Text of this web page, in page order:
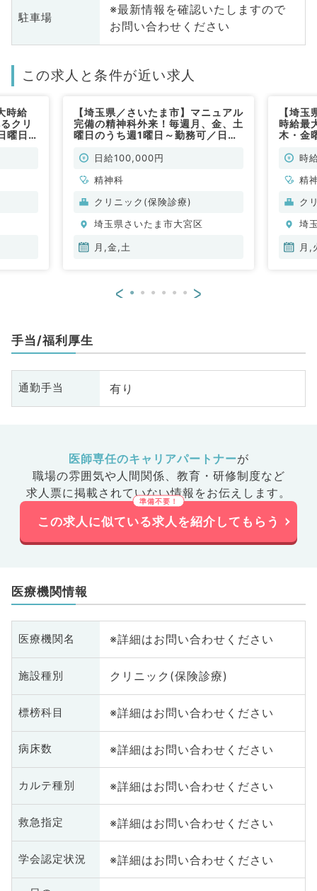
駐車場
※最新情報を確認いたしますので
お問い合わせください
この求人と条件が近い求人
時給
クリ
曜日
【埼玉県／さいたま市】マニュアル
完備の精神科外来！毎週月、金、土
曜日のうち週1曜日～勤務可／日給
クにて一般外来のお仕事です（精神
日給100,000円
精神科
クリニック(保険診療)
埼玉県さいたま市大宮区
月,金,土
【埼
時給最
木・金
（精神
時
精
ク
埼
月,
< >
手当/福利厚生
通勤手当 有り
医師専任のキャリアパートナーが
職場の雰囲気や人間関係、 教育・研修制度など
求人票に掲載されていない情報をお伝えします。
この求人に似ている求人を紹介してもらう
医療機関情報
医療機関名 ※詳細はお問い合わせください
施設種別 クリニック(保険診療)
標榜科目 ※詳細はお問い合わせください
病床数 ※詳細はお問い合わせください
カルテ種別 ※詳細はお問い合わせください
救急指定 ※詳細はお問い合わせください
学会認定状況 ※詳細はお問い合わせください